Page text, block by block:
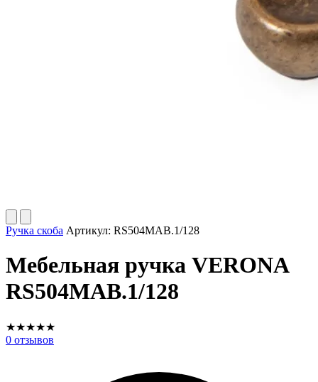
Ручка скоба Артикул: RS504MAB.1/128
Мебельная ручка VERONA
RS504MAB.1/128
★★★★★
0 отзывов